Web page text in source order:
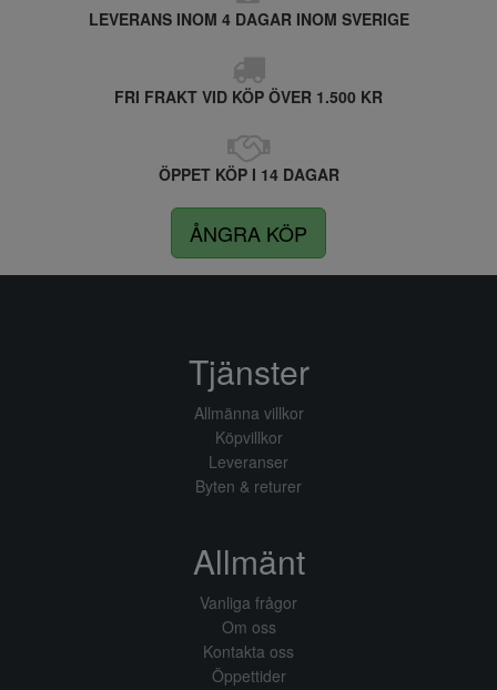
LEVERANS INOM 4 DAGAR INOM SVERIGE
FRI FRAKT VID KÖP ÖVER 1.500 KR
ÖPPET KÖP I 14 DAGAR
ÅNGRA KÖP
Tjänster
Allmänna villkor
Köpvillkor
Leveranser
Byten & returer
Allmänt
Vanliga frågor
Om oss
Kontakta oss
Öppettider